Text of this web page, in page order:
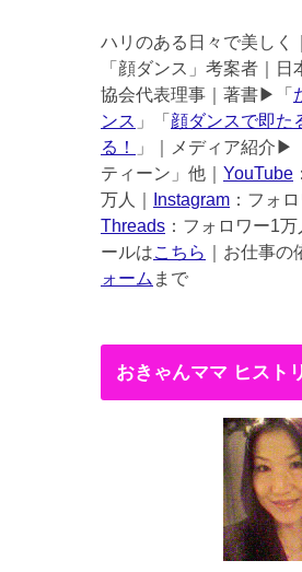
ハリのある日々で美しく
「顔ダンス」考案者｜
協会代表理事｜著書▶︎「
ンス 」「 顔ダンスで即た
る！
」｜メディア紹介▶︎
ティーン」他｜ YouTube
万人｜
Instagram ：フォ
Threads ：フォロワー1
ールはこちら ｜お仕事の
ォーム まで
おきゃんママ ヒスト